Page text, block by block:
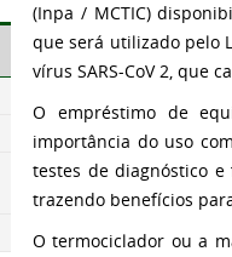
(Inpa / MCTIC)
que será utilizado pelo
vírus SARS-CoV 2, que
O empréstimo de
importância do uso
testes de diagnóstico
trazendo benefícios
O termociclador ou a